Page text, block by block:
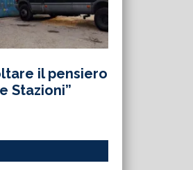
il pensiero
Stazioni”